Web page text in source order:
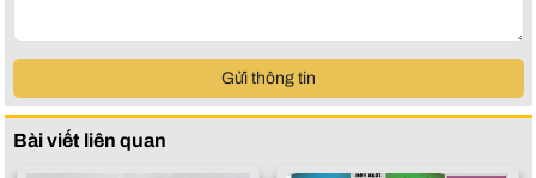
Gửi thông tin
Bài viết liên quan